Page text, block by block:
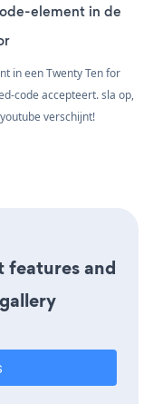
element in de
in een Twenty Ten for
code accepteert. sla op,
verschijnt!
features and